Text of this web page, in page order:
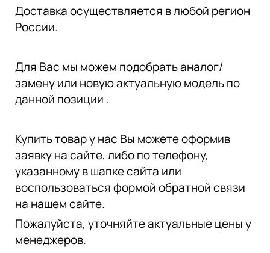
Доставка осуществляется в любой регион
России.
Для Вас мы можем подобрать аналог/
замену или новую актуальную модель по
данной позиции .
Купить товар у нас Вы можете оформив
заявку на сайте, либо по телефону,
указанному в шапке сайта или
воспользоваться формой обратной связи
на нашем сайте.
Пожалуйста, уточняйте актуальные цены у
менеджеров.